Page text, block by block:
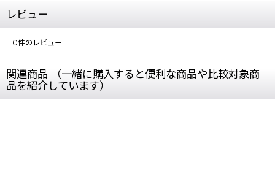
レビュー
0件のレビュー
関連商品 （一緒に購入すると便利な商品や比較対象商
品を紹介しています）